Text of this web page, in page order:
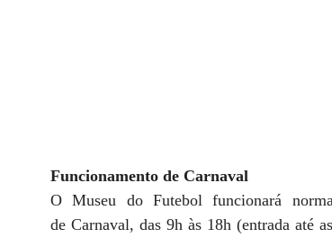
Funcionamento de Carnaval
O Museu do Futebol funcionará
de Carnaval, das 9h às 18h (entrada até